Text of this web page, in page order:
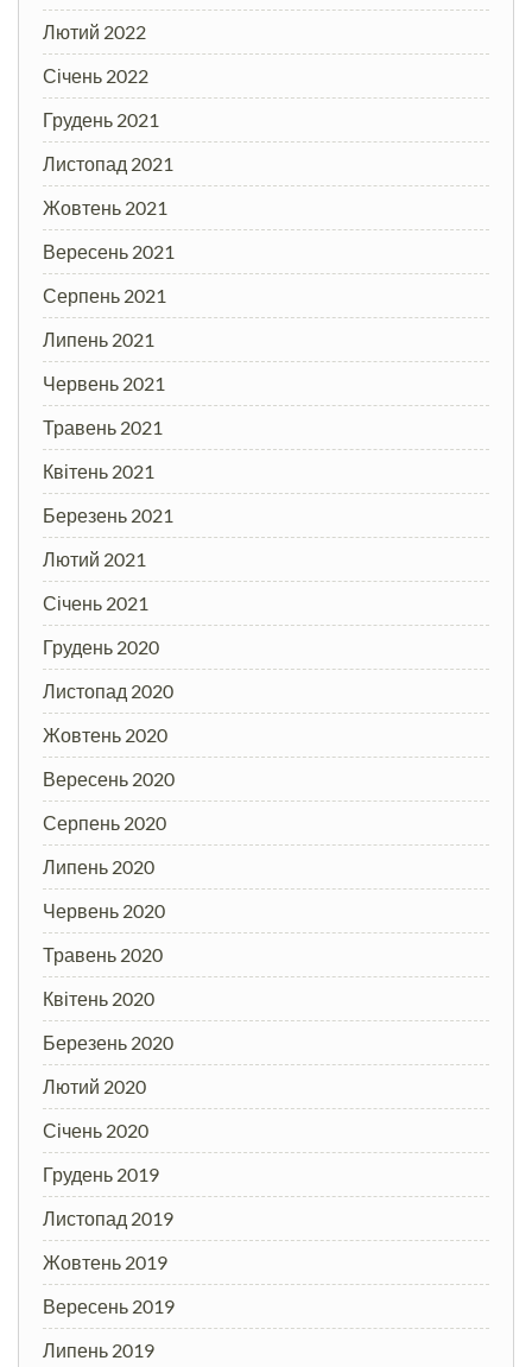
Лютий 2022
Січень 2022
Грудень 2021
Листопад 2021
Жовтень 2021
Вересень 2021
Серпень 2021
Липень 2021
Червень 2021
Травень 2021
Квітень 2021
Березень 2021
Лютий 2021
Січень 2021
Грудень 2020
Листопад 2020
Жовтень 2020
Вересень 2020
Серпень 2020
Липень 2020
Червень 2020
Травень 2020
Квітень 2020
Березень 2020
Лютий 2020
Січень 2020
Грудень 2019
Листопад 2019
Жовтень 2019
Вересень 2019
Липень 2019